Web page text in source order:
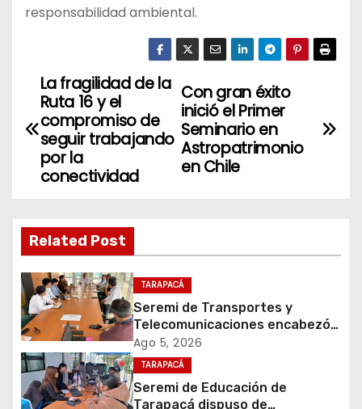
responsabilidad ambiental.
N
a
g
a
c
i
ó
n
Con gran éxito
inició el Primer
Seminario en
Astropatrimonio
en Chile
La fragilidad de la
Ruta 16 y el
compromiso de
seguir trabajando
por la
conectividad
Related Post
TARAPACÁ
Seremi de Transportes y
Telecomunicaciones encabezó
primera mesa de coordinación
para el retiro de cables en
desuso en Iquique
Ago 5, 2026
TARAPACÁ
Seremi de Educación de
Tarapacá dispuso de